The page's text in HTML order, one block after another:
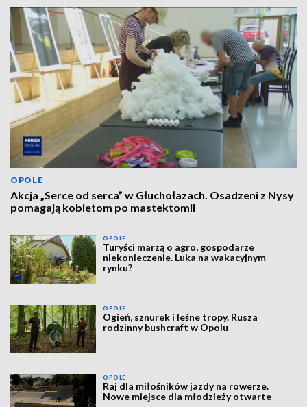
OPOLE
Akcja „Serce od serca” w Głuchołazach. Osadzeni z Nysy
pomagają kobietom po mastektomii
OPOLE
Turyści marzą o agro, gospodarze
niekonieczenie. Luka na wakacyjnym
rynku?
OPOLE
Ogień, sznurek i leśne tropy. Rusza
rodzinny bushcraft w Opolu
OPOLE
Raj dla miłośników jazdy na rowerze.
Nowe miejsce dla młodzieży otwarte